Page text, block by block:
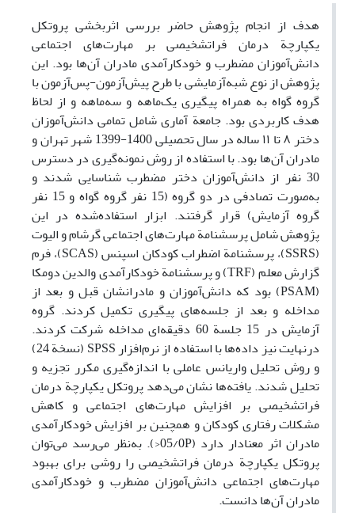
هدف از انجام پژوهش حاضر بررسی اثربخشی پروتکل
یکپارچة درمان فراتشخیصی بر مهارت‌های اجتماعی
دانش‌آموزان مضطرب و خودکارآمدی مادران آن‌ها بود. این
پژوهش از نوع شبه‌آزمایشی با طرح پیش‌آزمون-پس‌آزمون با
گروه گواه به همراه پیگیری یک‌ماهه و سه‌ماهه و از لحاظ
هدف کاربردی بود. جامعة آماری شامل تمامی دانش‌آموزان
دختر ۸ تا ۱۱ ساله در سال تحصیلی 1400-1399 شهر تهران و
مادران‌ آن‌ها بود. با استفاده از روش نمونه‌گیری در دسترس
30 نفر از دانش‌آموزان دختر مضطرب شناسایی شدند و
به‌صورت تصادفی در دو گروه (15 نفر گروه گواه و 15 نفر
گروه آزمایش) قرار گرفتند. ابزار استفاده‌شده در این
پژوهش شامل پرسشنامة مهارت‌های اجتماعی گرشام و الیوت
(SSRS)، پرسشنامة اضطراب کودکان اسپنس (SCAS)،‌ فرم
گزارش معلم (TRF) و پرسشنامة خودکارآمدی والدین دومکا
(PSAM) بود که دانش‌آموزان و مادرانشان قبل و بعد از
مداخله و بعد از جلسه‌های پیگیری تکمیل کردند. گروه
آزمایش در 15 جلسة 60 دقیقه‌ای مداخله شرکت کردند.
درنهایت نیز داده‌ها با استفاده از نرم‌افزار SPSS (نسخة 24)
و روش تحلیل واریانس عاملی با اندازه‌گیری مکرر تجزیه و
تحلیل شدند. یافته‌ها نشان می‌دهد پروتکل یکپارچة درمان
فراتشخیصی بر افزایش مهارت‌های اجتماعی و کاهش
مشکلات رفتاری کودکان و همچنین بر افزایش خودکارآمدی
مادران اثر معنادار دارد (05/0P<). به‌نظر می‌رسد می‌توان
پروتکل یکپارچة درمان فراتشخیصی را روشی برای بهبود
مهارت‌های اجتماعی دانش‌آموزان مضطرب و خودکارآمدی
مادران آن‌ها دانست.